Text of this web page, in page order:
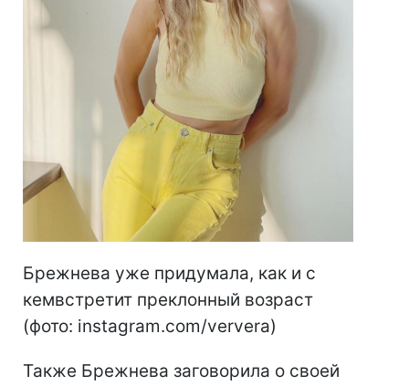
Брежнева уже придумала, как и с
кемвстретит преклонный возраст
(фото: instagram.com/ververa)
Также Брежнева заговорила о своей